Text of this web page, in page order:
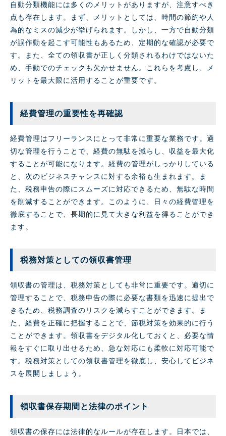
自動分類機能には多くのメリットがありますが、注意すべき
点も存在します。まず、メリットとしては、時間の節約や人
為的なミスの減少が挙げられます。しかし、一方で自動分類
が誤作動を起こす可能性もあるため、定期的な確認が必要で
す。また、全ての領収書が正しく分類されるわけではないた
め、手動でのチェックも欠かせません。これらを考慮し、メ
リットを最大限に活用することが重要です。
経費管理の重要性を再確認
経費管理はフリーランスにとって非常に重要な業務です。適
切な管理を行うことで、経費の無駄を減らし、収益を最大化
することが可能になります。経費の管理がしっかりしている
と、次のビジネスチャンスに対する余裕も生まれます。ま
た、税務申告の際にスムーズに対応できるため、無駄な時間
を削減することができます。このように、日々の経費管理を
徹底することで、長期的に見て大きな利益を得ることができ
ます。
税務対策としての領収書管理
領収書の管理は、税務対策としても非常に重要です。適切に
管理することで、税務申告の際に必要な書類を迅速に提出で
きるため、税務調査のリスクを減らすことができます。ま
た、経費を正確に把握することで、節税対策を効果的に行う
ことができます。領収書をデジタル化しておくと、必要な情
報をすぐに取り出せるため、急な対応にも柔軟に対応可能で
す。税務対策としての領収書管理を徹底し、安心してビジネ
スを展開しましょう。
領収書保存期間と法律のポイント
領収書の保存には法律的なルールが存在します。日本では、